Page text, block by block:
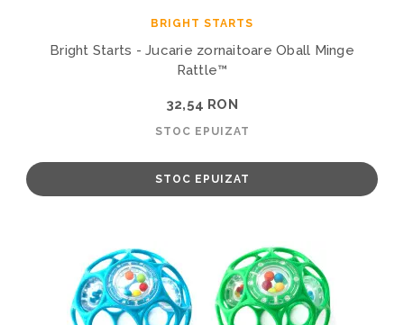
BRIGHT STARTS
Bright Starts - Jucarie zornaitoare Oball Minge
Rattle™
32,54 RON
STOC EPUIZAT
STOC EPUIZAT